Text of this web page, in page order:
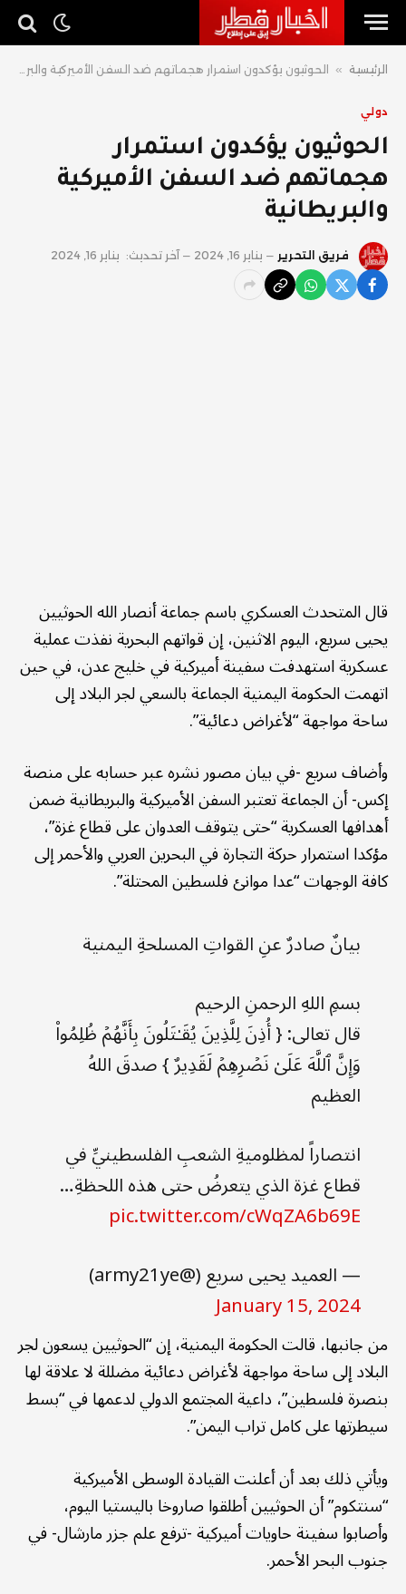
الرئيسية » الحوثيون يؤكدون استمرار هجماتهم ضد السفن الأميركية والبريطانية
دولي
الحوثيون يؤكدون استمرار
هجماتهم ضد السفن الأميركية
والبريطانية
فريق التحرير يناير 16, 2024 آخر تحديث: يناير 16, 2024
قال المتحدث العسكري باسم جماعة أنصار الله الحوثيين
يحيى سريع، اليوم الاثنين، إن قواتهم البحرية نفذت عملية
عسكرية استهدفت سفينة أميركية في خليج عدن، في حين
اتهمت الحكومة اليمنية الجماعة بالسعي لجر البلاد إلى
ساحة مواجهة “لأغراض دعائية”.
وأضاف سريع -في بيان مصور نشره عبر حسابه على منصة
إكس- أن الجماعة تعتبر السفن الأميركية والبريطانية ضمن
أهدافها العسكرية “حتى يتوقف العدوان على قطاع غزة”،
مؤكدا استمرار حركة التجارة في البحرين العربي والأحمر إلى
كافة الوجهات “عدا موانئ فلسطين المحتلة”.
بيانٌ صادرٌ عنِ القواتِ المسلحةِ اليمنية
بسمِ اللهِ الرحمنِ الرحيم
قال تعالى: { أُذِنَ لِلَّذِینَ یُقَـٰتَلُونَ بِأَنَّهُمۡ ظُلِمُوا۟
وَإِنَّ ٱللَّهَ عَلَىٰ نَصۡرِهِمۡ لَقَدِیرٌ } صدقَ اللهُ
العظيم
انتصاراً لمظلوميةِ الشعبِ الفلسطينيِّ في
قطاع غزة الذي يتعرضُ حتى هذه اللحظةِ…
pic.twitter.com/cWqZA6b69E
— العميد يحيى سريع (@army21ye)
January 15, 2024
من جانبها، قالت الحكومة اليمنية، إن “الحوثيين يسعون لجر
البلاد إلى ساحة مواجهة لأغراض دعائية مضللة لا علاقة لها
بنصرة فلسطين”، داعية المجتمع الدولي لدعمها في “بسط
سيطرتها على كامل تراب اليمن”.
ويأتي ذلك بعد أن أعلنت القيادة الوسطى الأميركية
“سنتكوم” أن الحوثيين أطلقوا صاروخا باليستيا اليوم،
وأصابوا سفينة حاويات أميركية -ترفع علم جزر مارشال- في
جنوب البحر الأحمر.